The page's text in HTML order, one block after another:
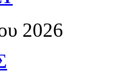
2026